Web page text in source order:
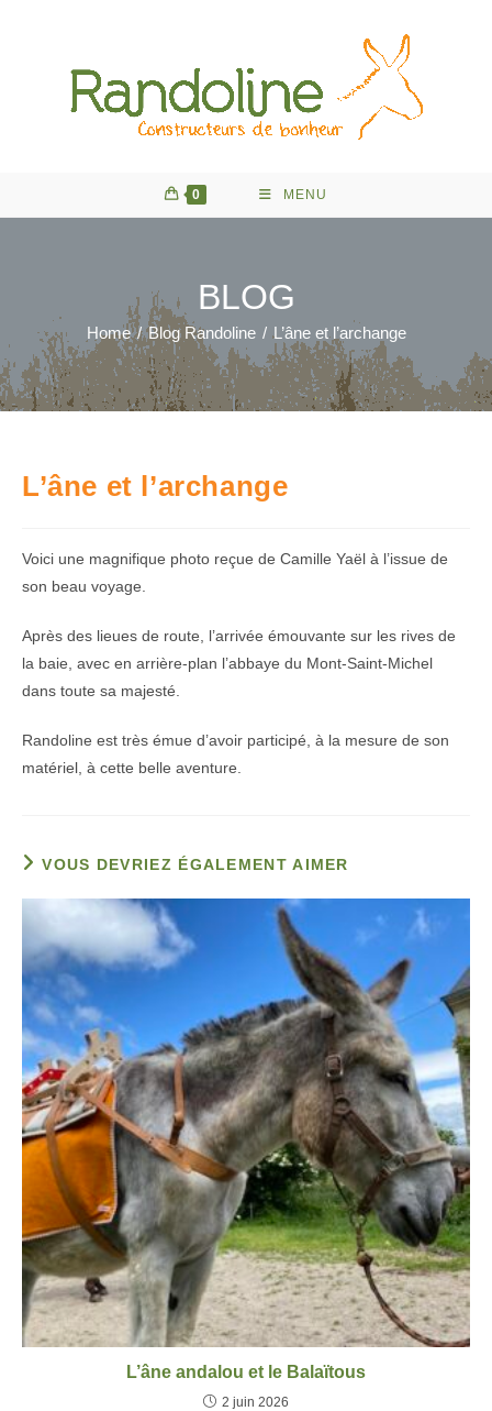
0 MENU
BLOG
Home / Blog Randoline / L’âne et l’archange
L’âne et l’archange
Voici une magnifique photo reçue de Camille Yaël à l’issue de
son beau voyage.
Après des lieues de route, l’arrivée émouvante sur les rives de
la baie, avec en arrière-plan l’abbaye du Mont-Saint-Michel
dans toute sa majesté.
Randoline est très émue d’avoir participé, à la mesure de son
matériel, à cette belle aventure.
VOUS DEVRIEZ ÉGALEMENT AIMER
L’âne andalou et le Balaïtous
2 juin 2026